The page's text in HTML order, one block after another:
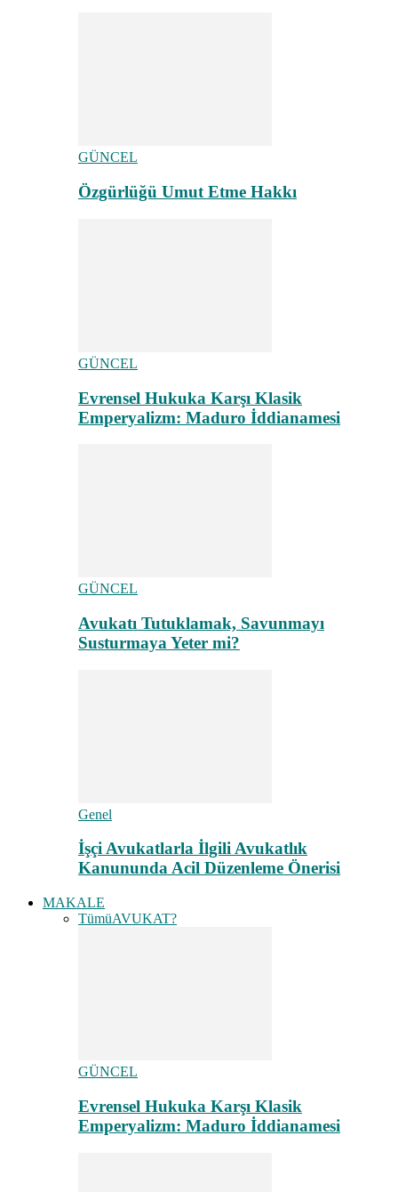
GÜNCEL
Özgürlüğü Umut Etme Hakkı
GÜNCEL
Evrensel Hukuka Karşı Klasik
Emperyalizm: Maduro İddianamesi
GÜNCEL
Avukatı Tutuklamak, Savunmayı
Susturmaya Yeter mi?
Genel
İşçi Avukatlarla İlgili Avukatlık
Kanununda Acil Düzenleme Önerisi
MAKALE
TümüAVUKAT?
GÜNCEL
Evrensel Hukuka Karşı Klasik
Emperyalizm: Maduro İddianamesi